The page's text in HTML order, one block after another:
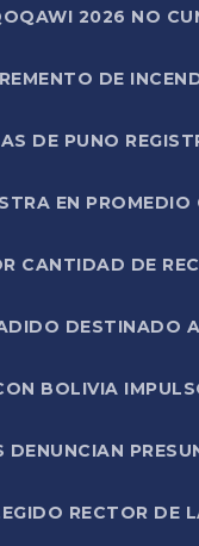
2026 NO
DE
DE PUNO
EN
CANTIDAD DE
DESTINADO
BOLIVIA
RECTOR DE